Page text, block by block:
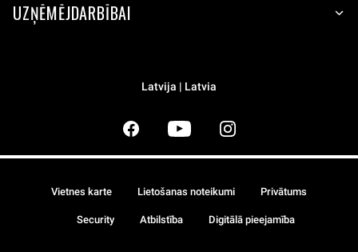
UZŅĒMĒJDARBĪBAI
Latvija | Latvia
Vietnes karte Lietošanas noteikumi Privātums
Security Atbilstība Digitālā pieejamība